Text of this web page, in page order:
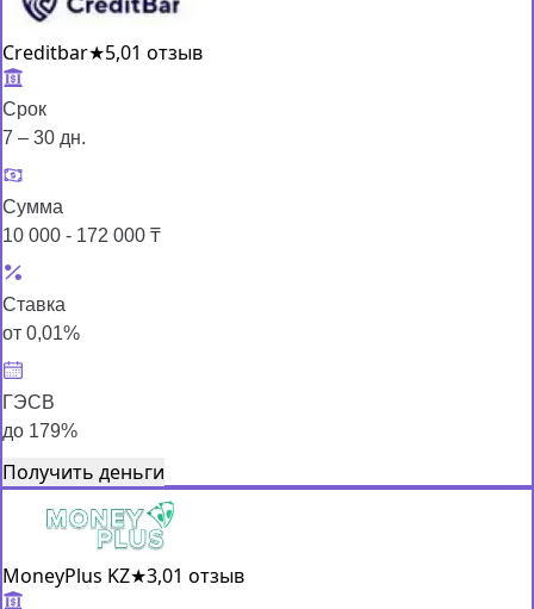
Creditbar★5,01 отзыв
Срок
7 – 30 дн.
Сумма
10 000 - 172 000 ₸
Ставка
от 0,01%
ГЭСВ
до 179%
Получить деньги
MoneyPlus KZ★3,01 отзыв